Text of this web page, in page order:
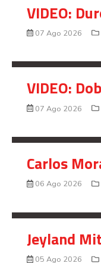
VIDEO:
07 Ago 2026
VIDEO:
07 Ago 2026
Carlos
06 Ago 2026
Jeyland
05 Ago 2026